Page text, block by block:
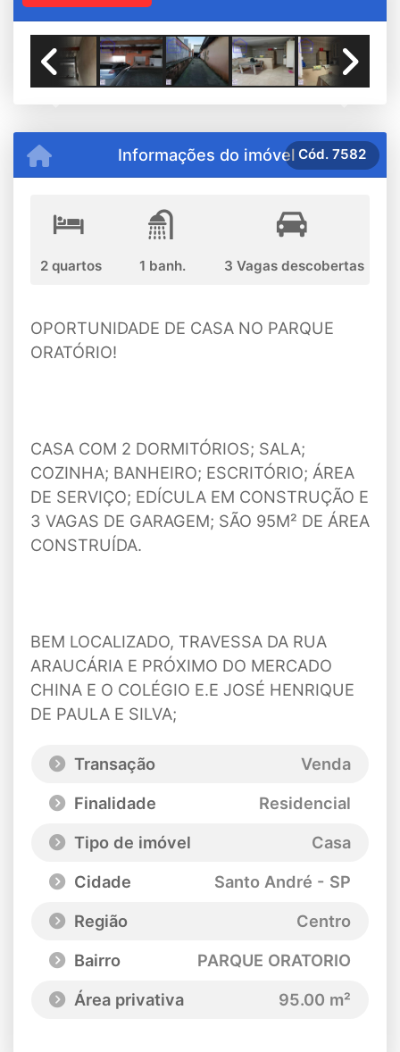
Previous Next
Informações do imóvel
2 quartos 1 banh. 3 Vagas descobertas
Cód. 7582
OPORTUNIDADE DE CASA NO PARQUE
ORATÓRIO!
CASA COM 2 DORMITÓRIOS; SALA;
COZINHA; BANHEIRO; ESCRITÓRIO; ÁREA
DE SERVIÇO; EDÍCULA EM CONSTRUÇÃO E
3 VAGAS DE GARAGEM; SÃO 95M² DE ÁREA
CONSTRUÍDA.
BEM LOCALIZADO, TRAVESSA DA RUA
ARAUCÁRIA E PRÓXIMO DO MERCADO
CHINA E O COLÉGIO E.E JOSÉ HENRIQUE
DE PAULA E SILVA;
Transação
Venda
Finalidade
Residencial
Tipo de imóvel
Casa
Cidade
Santo André - SP
Região
Centro
Bairro
PARQUE ORATORIO
Área privativa
95.00 m²